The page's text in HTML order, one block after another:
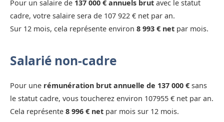
Pour un salaire de 137 000 € annuels brut avec le statut
cadre, votre salaire sera de 107 922 € net par an.
Sur 12 mois, cela représente environ 8 993 € net par mois.
Salarié non-cadre
Pour une rémunération brut annuelle de 137 000 € sans
le statut cadre, vous toucherez environ 107955 € net par an.
Cela représente 8 996 € net par mois sur 12 mois.